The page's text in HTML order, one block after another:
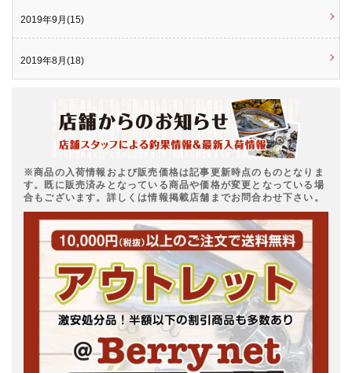
2019年9月(15)
2019年8月(18)
※商品の入荷情報および販売価格は記事更新時点のものとなりま
す。既に販売済みとなっている商品や価格が変更となっている場
合もございます。詳しくは情報掲載店舗までお問合わせ下さい。